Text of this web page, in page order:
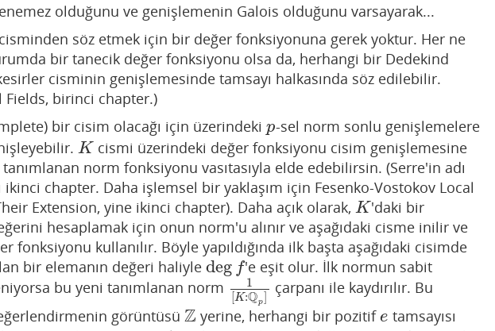
olduğunu ve genişlemenin Galois olduğunu varsayarak...
söz etmek için bir değer fonksiyonuna gerek yoktur. Her ne
bir tanecik değer fonksiyonu olsa da, herhangi bir Dedekind
cisminin genişlemesinde tamsayı halkasında söz edilebilir.
Fields, birinci chapter.)
bir cisim olacağı için üzerindekip
p-sel norm sonlu genişlemelere
K
K
cismi üzerindeki değer fonksiyonu cisim genişlemesine
tanımlanan norm fonksiyonu vasıtasıyla elde edebilirsin. (Serre'in adı
ikinci chapter. Daha işlemsel bir yaklaşım için Fesenko-Vostokov Local
Extension, yine ikinci chapter). Daha açık olarak, K
K 'daki bir
hesaplamak için onun norm'u alınır ve aşağıdaki cisme inilir ve
fonksiyonu kullanılır. Böyle yapıldığında ilk başta aşağıdaki cisimde
bir elemanın değeri haliyle deg f
degf
'e eşit olur. İlk normun sabit
bu yeni tanımlanan norm
1
[K:Qp]
1[K:Qp ]çarpanı ile kaydırılır. Bu
görüntüsü Z
Z yerine, herhangi bir pozitif e
e tamsayısı